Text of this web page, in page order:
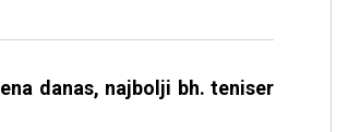
danas, najbolji bh. teniser